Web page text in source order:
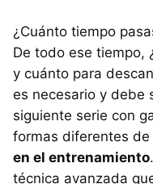
¿Cuánto tiempo
De todo ese tiempo,
y cuánto para
es necesario y debe
siguiente serie con
formas diferentes de
en el entrenamiento
técnica avanzada